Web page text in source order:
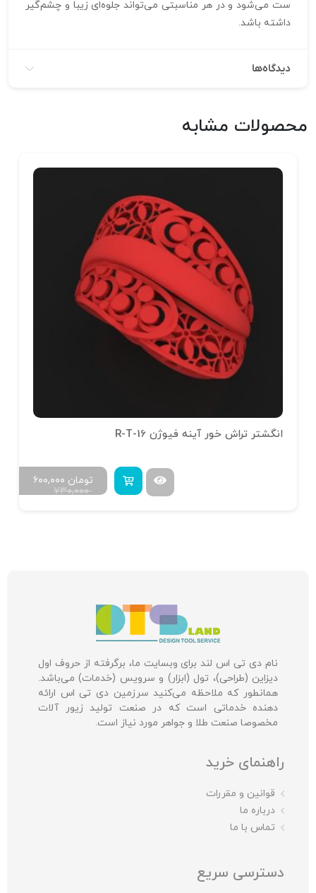
ست می‌شود و در هر مناسبتی می‌تواند جلوه‌ای زیبا و چشم‌گیر
داشته باشد.
دیدگاه‌ها
محصولات مشابه
انگشتر تراش خور آینه فیوژن R-T-16
۷۳۰,۰۰۰
۶۰۰,۰۰۰ تومان
نام دی تی اس لند برای وبسایت ما، برگرفته از حروف اول
دیزاین (طراحی)، تول (ابزار) و سرویس (خدمات) می‌باشد.
همانطور که ملاحظه می‌کنید سرزمین دی تی اس ارائه
دهنده خدماتی است که در صنعت تولید زیور آلات
مخصوصا صنعت طلا و جواهر مورد نیاز است.
راهنمای خرید
قوانین و مقررات
درباره ما
تماس با ما
دسترسی سریع